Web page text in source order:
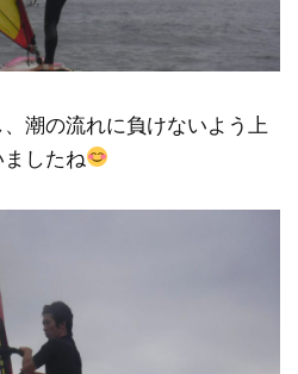
潮の流れに負けないよう上
したね